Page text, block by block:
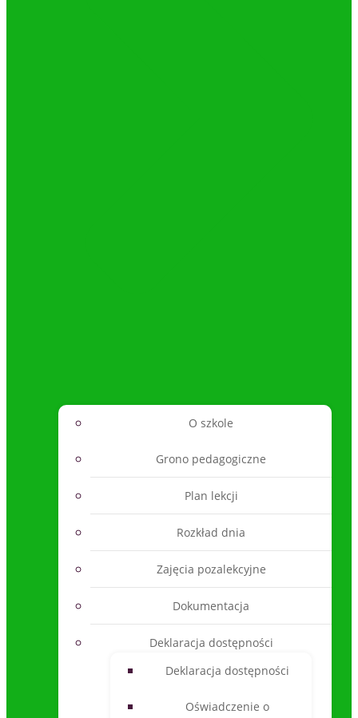
O szkole
Grono pedagogiczne
Plan lekcji
Rozkład dnia
Zajęcia pozalekcyjne
Dokumentacja
Deklaracja dostępności
Deklaracja dostępności
Oświadczenie o